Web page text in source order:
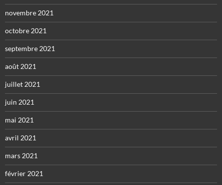
novembre 2021
octobre 2021
septembre 2021
août 2021
juillet 2021
juin 2021
mai 2021
avril 2021
mars 2021
février 2021